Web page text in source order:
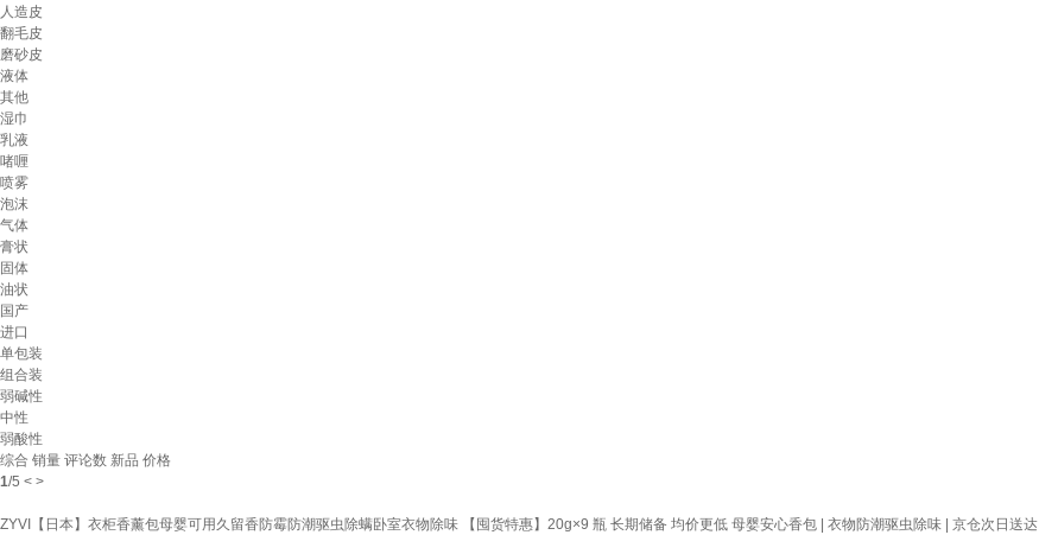
人造皮
翻毛皮
磨砂皮
液体
其他
湿巾
乳液
啫喱
喷雾
泡沫
气体
膏状
固体
油状
国产
进口
单包装
组合装
弱碱性
中性
弱酸性
综合 销量 评论数 新品 价格
1/5 < >
ZYVI【日本】衣柜香薰包母婴可用久留香防霉防潮驱虫除螨卧室衣物除味 【囤货特惠】20g×9 瓶 长期储备 均价更低 母婴安心香包 | 衣物防潮驱虫除味 | 京仓次日送达